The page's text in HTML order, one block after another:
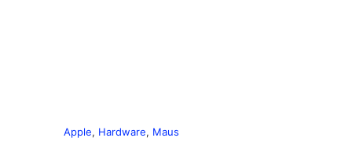
Apple, Hardware, Maus